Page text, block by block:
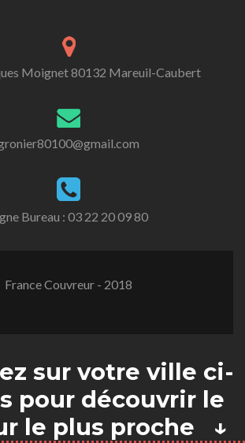
Moignet 80132 Mareuil-Caubert
Bureau : 03 22 20 09 80
France Couvreur - 2018
sur votre ville ci-
pour découvrir le
le plus proche ↓